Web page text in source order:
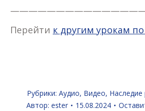
Перейти к другим урокам
Рубрики: Аудио, Видео,
Автор: ester 15.08.2024